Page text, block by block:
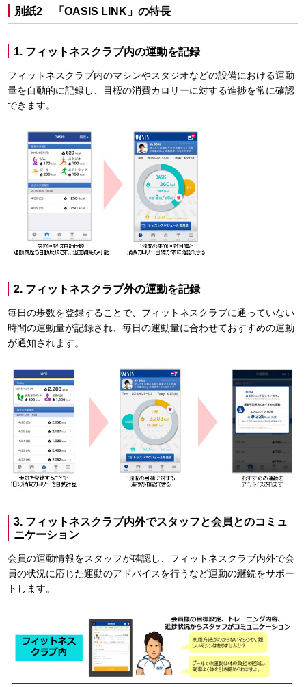
別紙2 「OASIS LINK」の特長
1. フィットネスクラブ内の運動を記録
フィットネスクラブ内のマシンやスタジオなどの設備における運動
量を自動的に記録し、目標の消費カロリーに対する進捗を常に確認
できます。
2. フィットネスクラブ外の運動を記録
毎日の歩数を登録することで、フィットネスクラブに通っていない
時間の運動量が記録され、毎日の運動量に合わせておすすめの運動
が通知されます。
3. フィットネスクラブ内外でスタッフと会員とのコミュ
ニケーション
会員の運動情報をスタッフが確認し、フィットネスクラブ内外で会
員の状況に応じた運動のアドバイスを行うなど運動の継続をサポー
トします。